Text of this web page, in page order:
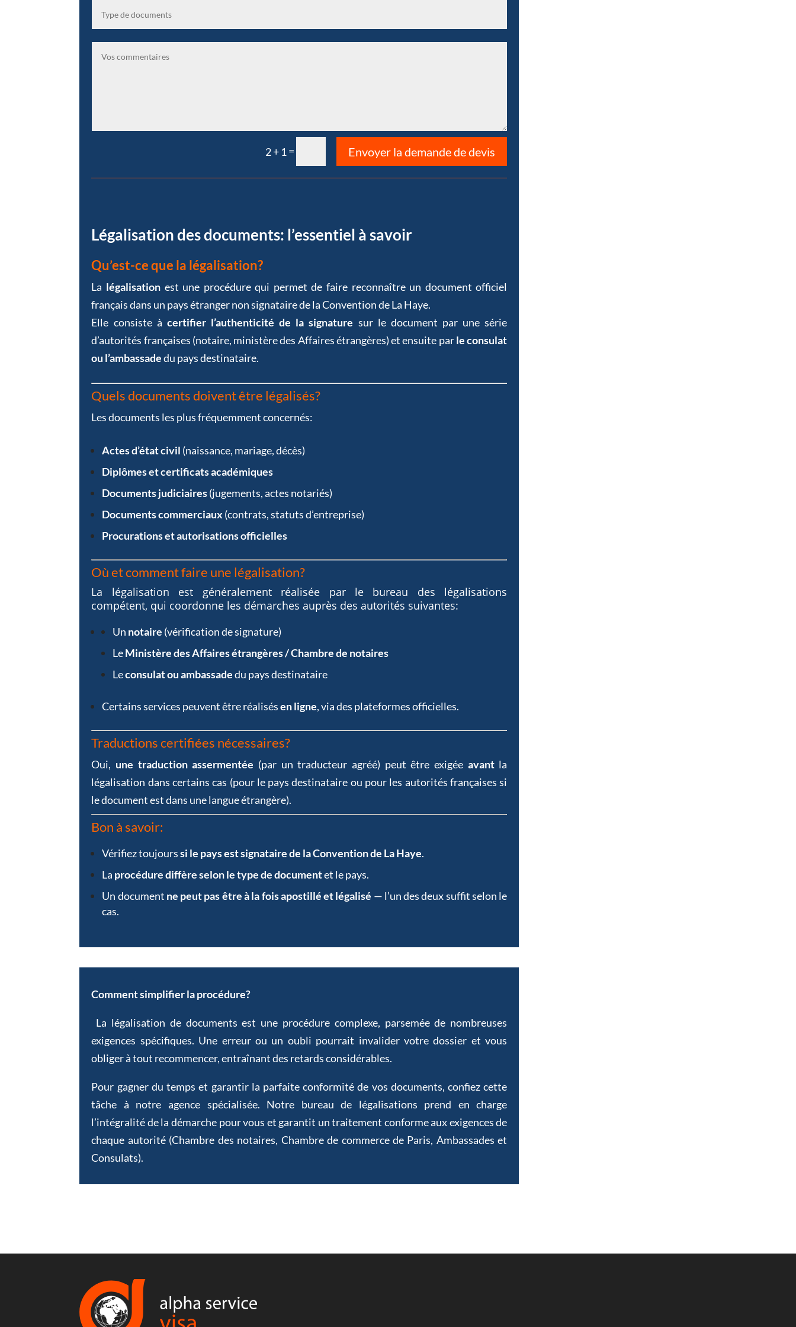
2 + 1= Envoyer la demande de devis
Légalisation des documents: l’essentiel à savoir
Qu’est-ce que la légalisation?
La légalisationest une procédure qui permet de faire reconnaître un document officiel
français dans un pays étranger non signataire de la Convention de La Haye.
Elle consiste à certifier l’authenticité de la signature sur le document par une série
d’autorités françaises (notaire, ministère des Affaires étrangères) et ensuite parle consulat
ou l’ambassadedu pays destinataire.
Quels documents doivent être légalisés?
Les documents les plus fréquemment concernés:
Actes d’état civil (naissance, mariage, décès)
Diplômes et certificats académiques
Documents judiciaires(jugements, actes notariés)
Documents commerciaux (contrats, statuts d’entreprise)
Procurations et autorisations officielles
Où et comment faire une légalisation?
La légalisation est généralement réalisée par
le bureau des légalisations
compétent, qui coordonne les démarches auprès des autorités suivantes:
Un notaire (vérification de signature)
LeMinistère des Affaires étrangères / Chambre de notaires
Leconsulat ou ambassadedu pays destinataire
Certains services peuvent être réalisésen ligne, via des plateformes officielles.
Traductions certifiées nécessaires?
Oui, une traduction assermentée (par un traducteur agréé) peut être exigée avantla
légalisation dans certains cas (pour le pays destinataire ou pour les autorités françaises si
le document est dans une langue étrangère).
Bon à savoir:
Vérifiez toujourssi le pays est signataire de la Convention de La Haye.
La procédure diffère selon le type de documentet le pays.
Un document ne peut pas être à la fois apostillé et légalisé — l’un des deux suffit selon le
cas.
Comment simplifier la procédure?
La légalisation de documents est une procédure complexe, parsemée de nombreuses
exigences spécifiques. Une erreur ou un oubli pourrait invalider votre dossier et vous
obliger à tout recommencer, entraînant des retards considérables.
Pour gagner du temps et garantir la parfaite conformité de vos documents, confiez cette
tâche à notre agence spécialisée. Notre bureau de légalisations prend en charge
l’intégralité de la démarche pour vous et garantit un traitement conforme aux exigences de
chaque autorité (Chambre des notaires, Chambre de commerce de Paris, Ambassades et
Consulats).